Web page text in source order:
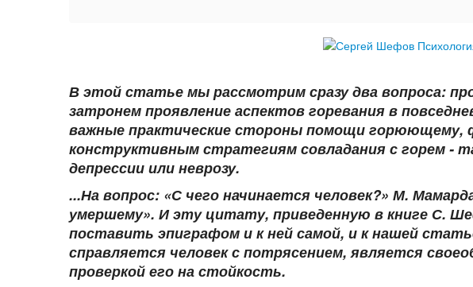
В этой статье мы рассмотрим сразу два вопроса:
затронем проявление аспектов горевания в
важные практические стороны помощи горюющему,
конструктивным стратегиям совладания с горем -
депрессии или неврозу.
...На вопрос: «С чего начинается человек?» М.
умершему». И эту цитату, приведенную в книге С.
поставить эпиграфом и к ней самой, и к нашей
справляется человек с потрясением, является
проверкой его на стойкость.